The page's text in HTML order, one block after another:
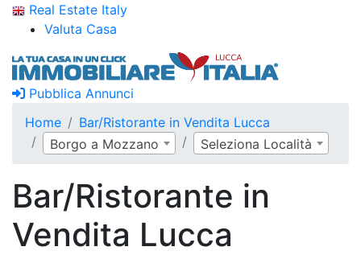
Real Estate Italy
Valuta Casa
Pubblica Annunci
Home
Bar/Ristorante in Vendita Lucca
Borgo a Mozzano
Seleziona Località
Bar/Ristorante in
Vendita Lucca